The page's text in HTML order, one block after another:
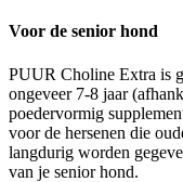
Voor de senior hond
PUUR Choline Extra is
ongeveer 7-8 jaar
poedervormig
voor de hersenen die
langdurig worden
van je senior hond.